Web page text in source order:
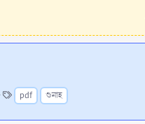
T
a
g
pdf গুনাহ